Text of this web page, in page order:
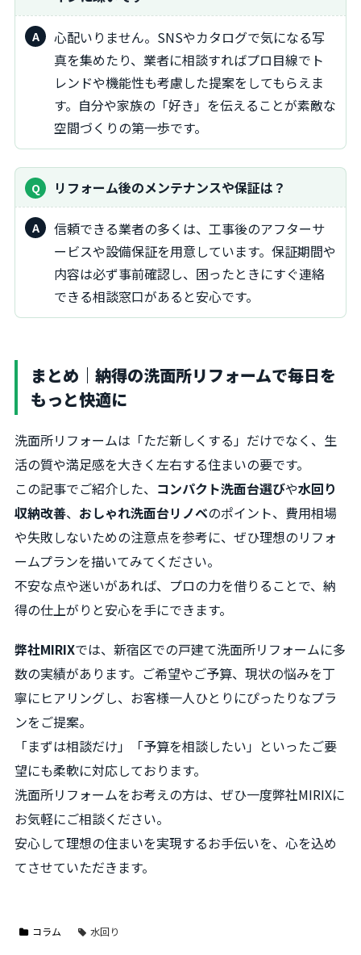
心配いりません。SNSやカタログで気になる写
真を集めたり、業者に相談すればプロ目線でト
レンドや機能性も考慮した提案をしてもらえま
す。自分や家族の「好き」を伝えることが素敵な
空間づくりの第一歩です。
リフォーム後のメンテナンスや保証は？
信頼できる業者の多くは、工事後のアフターサ
ービスや設備保証を用意しています。保証期間や
内容は必ず事前確認し、困ったときにすぐ連絡
できる相談窓口があると安心です。
まとめ｜納得の洗面所リフォームで毎日を
もっと快適に
洗面所リフォームは「ただ新しくする」だけでなく、生
活の質や満足感を大きく左右する住まいの要です。
この記事でご紹介した、 コンパクト洗面台選びや水回り
収納改善、 おしゃれ洗面台リノベのポイント、費用相場
や失敗しないための注意点を参考に、ぜひ理想のリフォ
ームプランを描いてみてください。
不安な点や迷いがあれば、プロの力を借りることで、納
得の仕上がりと安心を手にできます。
弊社MIRIXでは、新宿区での戸建て洗面所リフォームに多
数の実績があります。ご希望やご予算、現状の悩みを丁
寧にヒアリングし、お客様一人ひとりにぴったりなプラ
ンをご提案。
「まずは相談だけ」「予算を相談したい」といったご要
望にも柔軟に対応しております。
洗面所リフォームをお考えの方は、ぜひ一度弊社MIRIXに
お気軽にご相談ください。
安心して理想の住まいを実現するお手伝いを、心を込め
てさせていただきます。
コラム 水回り